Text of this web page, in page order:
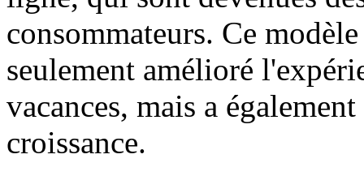
consommateurs. Ce
seulement amélioré
vacances, mais a
croissance.